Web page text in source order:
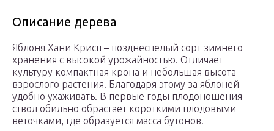
Описание дерева
Яблоня Хани Крисп – позднеспелый сорт зимнего
хранения с высокой урожайностью. Отличает
культуру компактная крона и небольшая высота
взрослого растения. Благодаря этому за яблоней
удобно ухаживать. В первые годы плодоношения
ствол обильно обрастает короткими плодовыми
веточками, где образуется масса бутонов.